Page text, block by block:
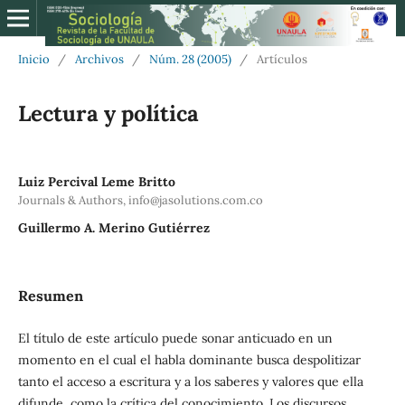
Inicio / Archivos / Núm. 28 (2005) / Artículos
Lectura y política
Luiz Percival Leme Britto
Journals & Authors, info@jasolutions.com.co
Guillermo A. Merino Gutiérrez
Resumen
El título de este artículo puede sonar anticuado en un
momento en el cual el habla dominante busca despolitizar
tanto el acceso a escritura y a los saberes y valores que ella